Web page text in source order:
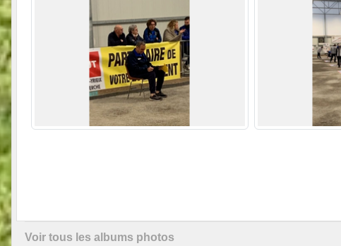
Voir tous les albums photos